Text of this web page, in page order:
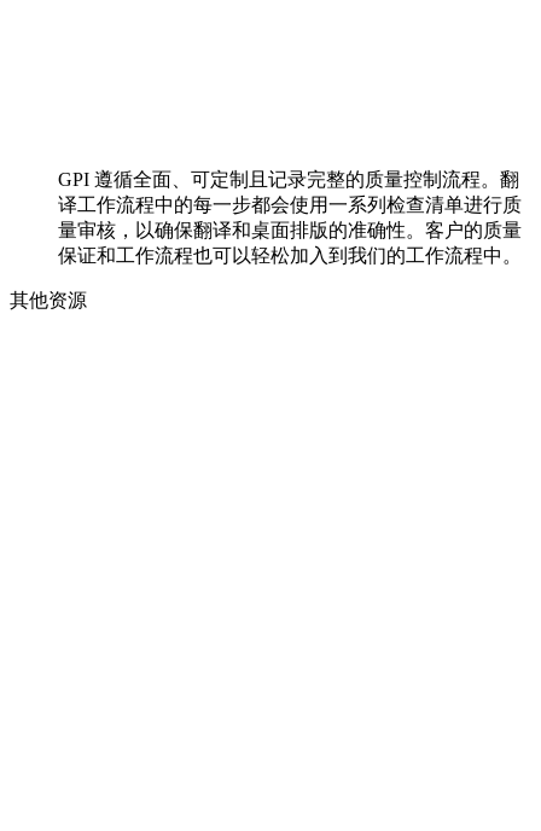
GPI 遵循全面、可定制且记录完整的质量控制流程。翻
译工作流程中的每一步都会使用一系列检查清单进行质
量审核，以确保翻译和桌面排版的准确性。客户的质量
保证和工作流程也可以轻松加入到我们的工作流程中。
其他资源